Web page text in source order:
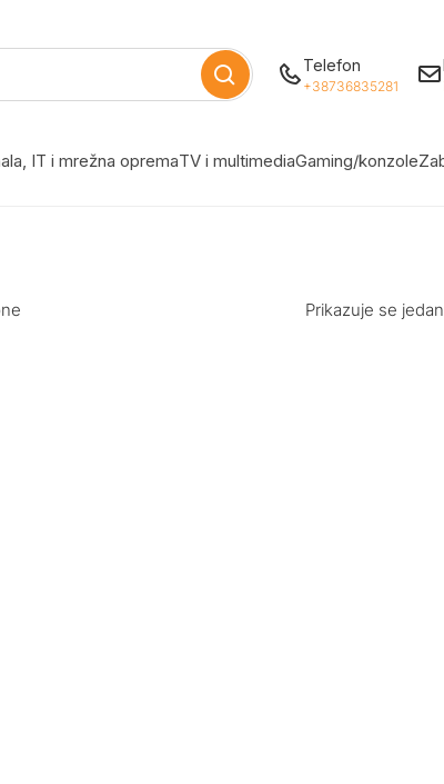
Telefon
+38736835281
IT i mrežna opremaTV i multimediaGaming/konzole
Prikazuje se